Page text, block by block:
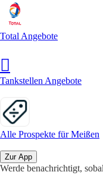
Total Angebote
Tankstellen Angebote
Alle Prospekte für Meißen
Zur App
Werde benachrichtigt,